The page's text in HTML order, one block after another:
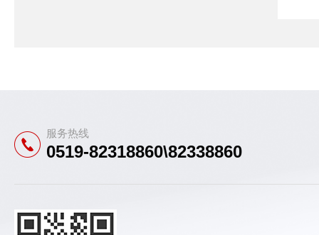
服务热线
0519-82318860\82338860